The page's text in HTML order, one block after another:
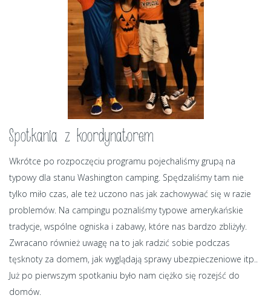
Spotkania z koordynatorem
Wkrótce po rozpoczęciu programu pojechaliśmy grupą na
typowy dla stanu Washington camping. Spędzaliśmy tam nie
tylko miło czas, ale też uczono nas jak zachowywać się w razie
problemów. Na campingu poznaliśmy typowe amerykańskie
tradycje, wspólne ogniska i zabawy, które nas bardzo zbliżyły.
Zwracano również uwagę na to jak radzić sobie podczas
tęsknoty za domem, jak wyglądają sprawy ubezpieczeniowe itp..
Już po pierwszym spotkaniu było nam ciężko się rozejść do
domów.